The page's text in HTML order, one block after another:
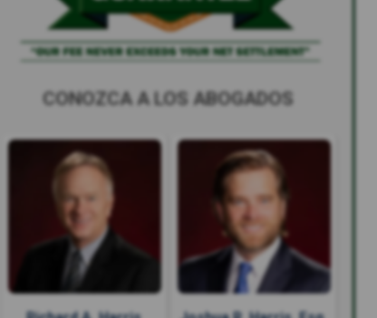
CONOZCA A LOS ABOGADOS